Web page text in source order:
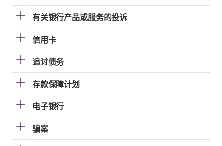
有关银行产品或服务的投诉
信用卡
追讨债务
存款保障计划
电子银行
骗案